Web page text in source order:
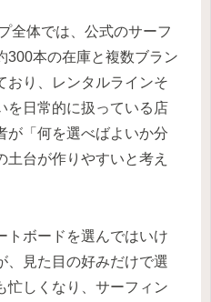
全体では、公式のサーフ
300本の在庫と複数ブラン
おり、レンタルラインそ
を日常的に扱っている店
が「何を選べばよいか分
台が作りやすいと考え
トボードを選んではいけ
、見た目の好みだけで選
忙しくなり、サーフィン